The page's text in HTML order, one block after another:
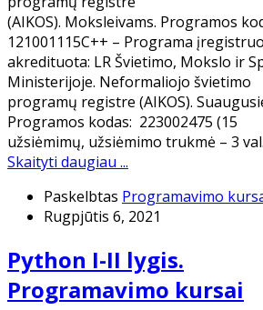
(AIKOS). Moksleivams. Programos
121001115C++ – Programa
akredituota: LR Švietimo, Mokslo ir
Ministerijoje. Neformaliojo švietimo
programų registre (AIKOS).
Programos kodas: 223002475 (15
užsiėmimų, užsiėmimo trukmė – 3
Skaityti daugiau ...
Paskelbtas Programavimo
Rugpjūtis 6, 2021
Python I-II lygis.
Programavimo kursai